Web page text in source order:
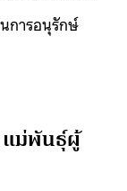
การอนุรักษ์
แม่พันธุ์ผู้